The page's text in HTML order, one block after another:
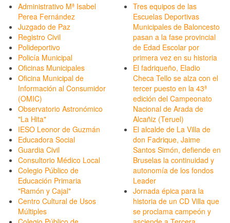
Administrativo Mª Isabel
Perea Fernández
Juzgado de Paz
Registro Civil
Polideportivo
Policía Municipal
Oficinas Municipales
Oficina Municipal de
Información al Consumidor
(OMIC)
Observatorio Astronómico
"La Hita"
IESO Leonor de Guzmán
Educadora Social
Guardia Civil
Consultorio Médico Local
Colegio Público de
Educación Primaria
"Ramón y Cajal"
Centro Cultural de Usos
Múltiples
Tres equipos de las
Escuelas Deportivas
Municipales de Baloncesto
pasan a la fase provincial
de Edad Escolar por
primera vez en su historia
El fadriqueño, Eladio
Checa Tello se alza con el
tercer puesto en la 43ª
edición del Campeonato
Nacional de Arada de
Alcañiz (Teruel)
El alcalde de La Villa de
don Fadrique, Jaime
Santos Simón, defiende en
Bruselas la continuidad y
autonomía de los fondos
Leader
Jornada épica para la
historia de un CD Villa que
se proclama campeón y